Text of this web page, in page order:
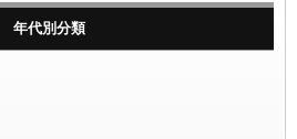
年代別分類